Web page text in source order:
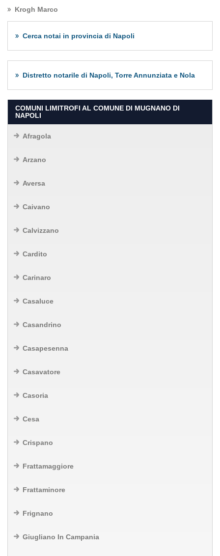
Krogh Marco
Cerca notai in provincia di Napoli
Distretto notarile di Napoli, Torre Annunziata e Nola
COMUNI LIMITROFI AL COMUNE DI MUGNANO DI
NAPOLI
Afragola
Arzano
Aversa
Caivano
Calvizzano
Cardito
Carinaro
Casaluce
Casandrino
Casapesenna
Casavatore
Casoria
Cesa
Crispano
Frattamaggiore
Frattaminore
Frignano
Giugliano In Campania